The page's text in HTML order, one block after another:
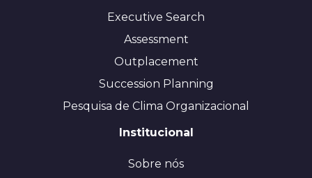
Executive Search
Assessment
Outplacement
Succession Planning
Pesquisa de Clima Organizacional
Institucional
Sobre nós